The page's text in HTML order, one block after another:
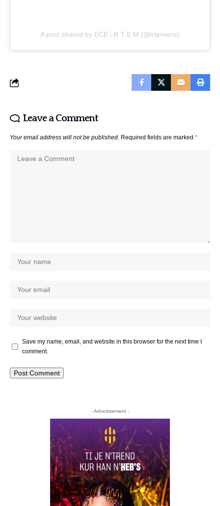
A post shared by ECE i R T E M (@irtemece)
Leave a Comment
Your email address will not be published. Required fields are marked *
Save my name, email, and website in this browser for the next time I
comment.
- Advertisement -